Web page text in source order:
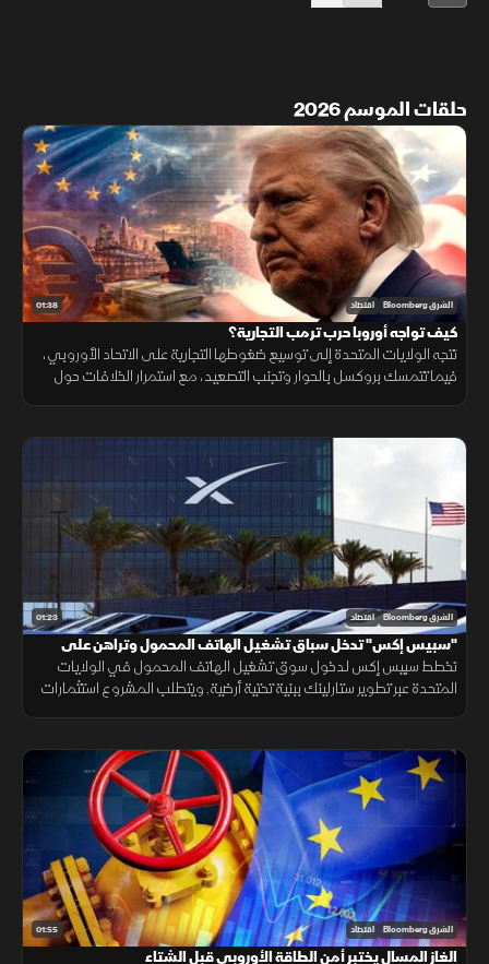
حلقات الموسم 2026
01:38 الشرق Bloomberg اقتصاد
كيف تواجه أوروبا حرب ترمب التجارية؟
تتجه الولايات المتحدة إلى توسيع ضغوطها التجارية على الاتحاد الأوروبي،
فيما تتمسك بروكسل بالحوار وتجنب التصعيد، مع استمرار الخلافات حول
01:23 الشرق Bloomberg اقتصاد
"سبيس إكس" تدخل سباق تشغيل الهاتف المحمول وتراهن على
"ستارلينك"
تخطط سبيس إكس لدخول سوق تشغيل الهاتف المحمول في الولايات
المتحدة عبر تطوير ستارلينك ببنية تحتية أرضية. ويتطلب المشروع استثمارات
01:55 الشرق Bloomberg اقتصاد
الغاز المسال يختبر أمن الطاقة الأوروبي قبل الشتاء